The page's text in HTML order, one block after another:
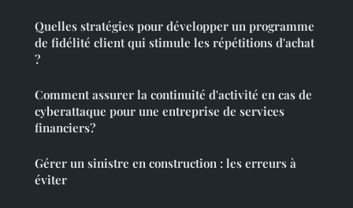
Quelles stratégies pour développer un programme
de fidélité client qui stimule les répétitions d'achat
?
Comment assurer la continuité d'activité en cas de
cyberattaque pour une entreprise de services
financiers?
Gérer un sinistre en construction : les erreurs à
éviter